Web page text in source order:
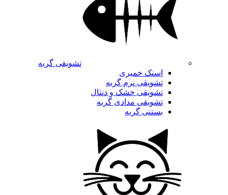
تشویقی گربه
اسنک خمیری
تشویقی نرم گربه
تشویقی خشک و دنتال
تشویقی مدادی گربه
بستنی گربه